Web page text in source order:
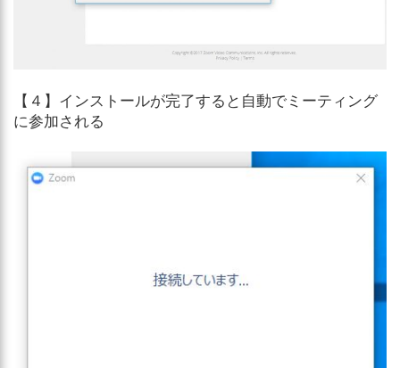
【４】インストールが完了すると自動でミーティング
に参加される